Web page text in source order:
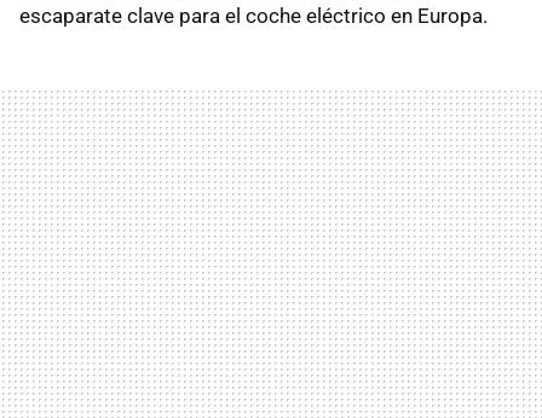
escaparate clave para el coche eléctrico en Europa.